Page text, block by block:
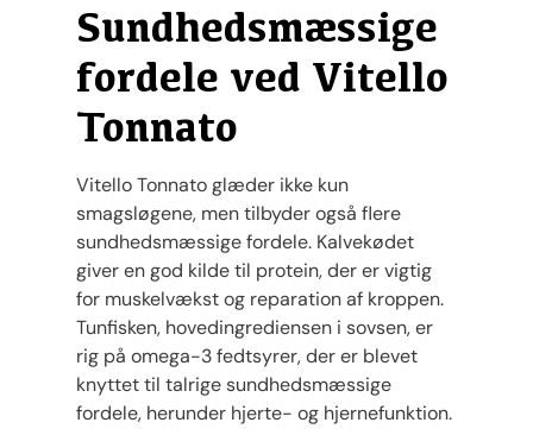
Sundhedsmæssige
fordele ved Vitello
Tonnato
Vitello Tonnato glæder ikke kun
smagsløgene, men tilbyder også flere
sundhedsmæssige fordele. Kalvekødet
giver en god kilde til protein, der er vigtig
for muskelvækst og reparation af kroppen.
Tunfisken, hovedingrediensen i sovsen, er
rig på omega-3 fedtsyrer, der er blevet
knyttet til talrige sundhedsmæssige
fordele, herunder hjerte- og hjernefunktion.